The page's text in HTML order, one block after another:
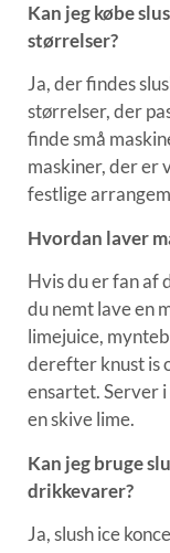
Kan jeg købe
størrelser?
Ja, der findes
størrelser, der
finde små
maskiner, der er
festlige
Hvordan laver
Hvis du er fan af
du nemt lave en
limejuice,
derefter knust is
ensartet. Server
en skive lime.
Kan jeg bruge
drikkevarer?
Ja, slush ice